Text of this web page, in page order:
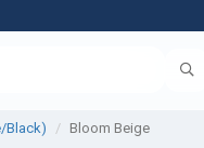
Black) Bloom Beige